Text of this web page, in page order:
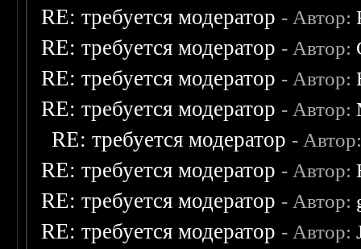
RE: требуется модератор - Автор:
RE: требуется модератор - Автор:
RE: требуется модератор - Автор:
RE: требуется модератор - Автор:
RE: требуется модератор -
RE: требуется модератор - Автор:
RE: требуется модератор - Автор:
RE: требуется модератор - Автор: